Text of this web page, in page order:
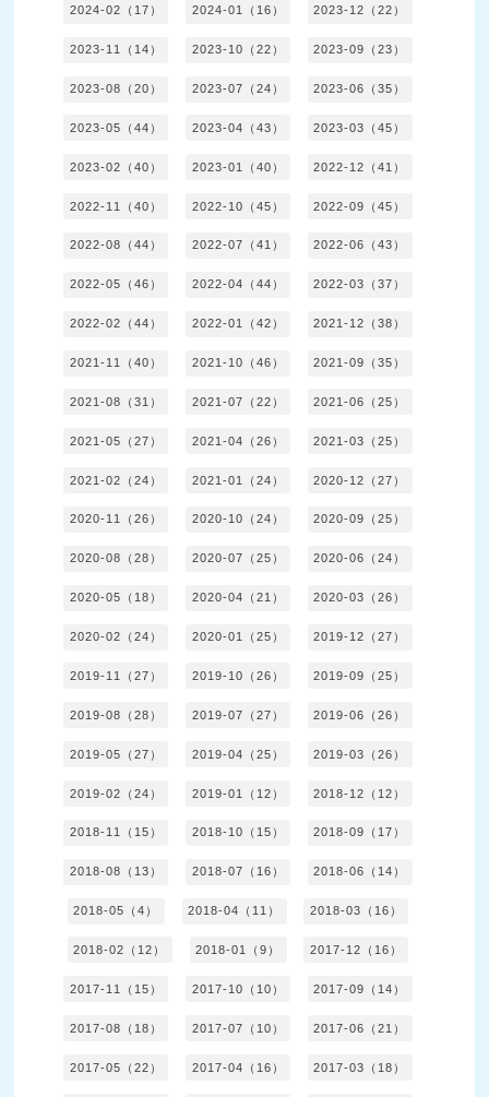
2024-02（17） 2024-01（16） 2023-12（22）
2023-11（14） 2023-10（22） 2023-09（23）
2023-08（20） 2023-07（24） 2023-06（35）
2023-05（44） 2023-04（43） 2023-03（45）
2023-02（40） 2023-01（40） 2022-12（41）
2022-11（40） 2022-10（45） 2022-09（45）
2022-08（44） 2022-07（41） 2022-06（43）
2022-05（46） 2022-04（44） 2022-03（37）
2022-02（44） 2022-01（42） 2021-12（38）
2021-11（40） 2021-10（46） 2021-09（35）
2021-08（31） 2021-07（22） 2021-06（25）
2021-05（27） 2021-04（26） 2021-03（25）
2021-02（24） 2021-01（24） 2020-12（27）
2020-11（26） 2020-10（24） 2020-09（25）
2020-08（28） 2020-07（25） 2020-06（24）
2020-05（18） 2020-04（21） 2020-03（26）
2020-02（24） 2020-01（25） 2019-12（27）
2019-11（27） 2019-10（26） 2019-09（25）
2019-08（28） 2019-07（27） 2019-06（26）
2019-05（27） 2019-04（25） 2019-03（26）
2019-02（24） 2019-01（12） 2018-12（12）
2018-11（15） 2018-10（15） 2018-09（17）
2018-08（13） 2018-07（16） 2018-06（14）
2018-05（4） 2018-04（11） 2018-03（16）
2018-02（12） 2018-01（9） 2017-12（16）
2017-11（15） 2017-10（10） 2017-09（14）
2017-08（18） 2017-07（10） 2017-06（21）
2017-05（22） 2017-04（16） 2017-03（18）